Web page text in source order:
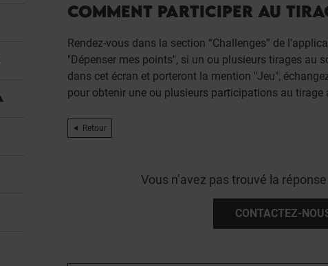
COMMENT PARTICIPER AU
Rendez-vous dans la section “Challenges” de
"Dépenser mes points", si un ou plusieurs tirages au
dans cet écran et porteront la mention "Jeu",
pour obtenir une ou plusieurs participations au tirage
Retour
Vous n’avez pas trouvé la
CONTACTEZ-